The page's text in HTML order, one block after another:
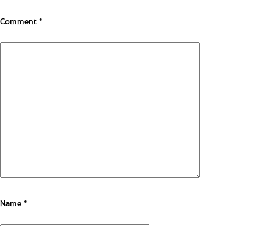
Comment*
Name*